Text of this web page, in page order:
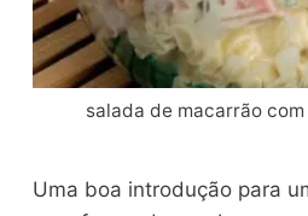
salada de macarrão
Uma boa introdução para